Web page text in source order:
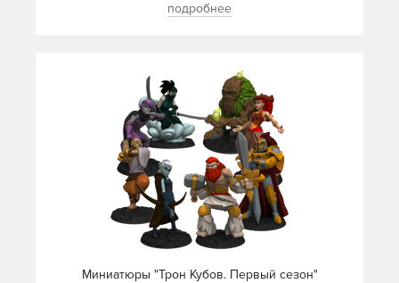
подробнее
Миниатюры "Трон Кубов. Первый сезон"